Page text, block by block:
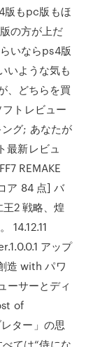
版もpc版もほ
の方が上だ
いならps4版
いような気も
、どちらを買
トレビュー
グ; あなたが
最新レビュ
REMAKE
ア 84 点] バ
2 戦略、煌
14.12.11
アップ
造 with パワ
ーサーとディ
of
ター」の思
ては“侍にな